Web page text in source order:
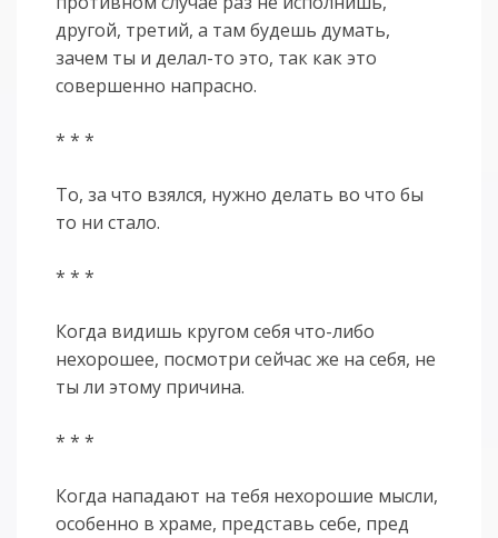
другой, третий, а там будешь думать,
зачем ты и делал-то это, так как это
совершенно напрасно.
* * *
То, за что взялся, нужно делать во что бы
то ни стало.
* * *
Когда видишь кругом себя что-либо
нехорошее, посмотри сейчас же на себя, не
ты ли этому причина.
* * *
Когда нападают на тебя нехорошие мысли,
особенно в храме, представь себе, пред